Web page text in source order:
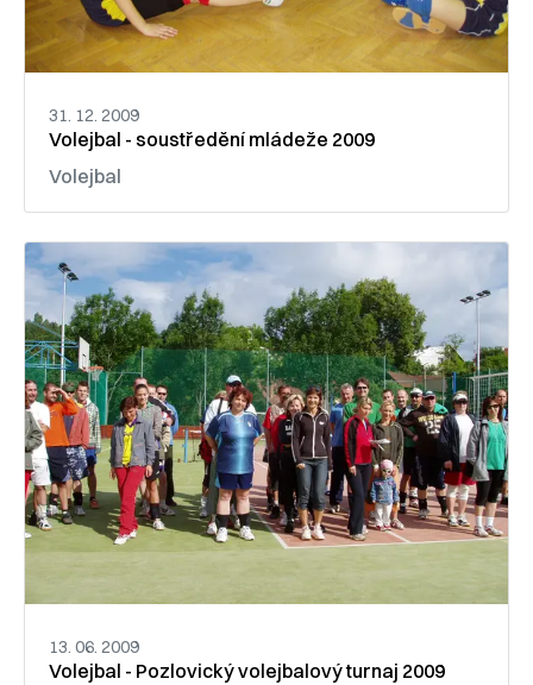
31. 12. 2009
Volejbal - soustředění mládeže 2009
Volejbal
13. 06. 2009
Volejbal - Pozlovický volejbalový turnaj 2009